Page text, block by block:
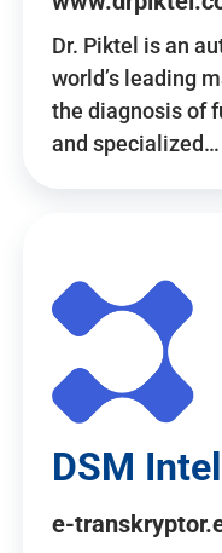
Dr. Piktel is an
world’s leading
the diagnosis of
and specialized…
DSM
e-